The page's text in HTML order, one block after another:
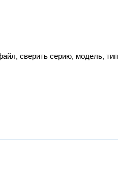
сверить серию, модель, тип